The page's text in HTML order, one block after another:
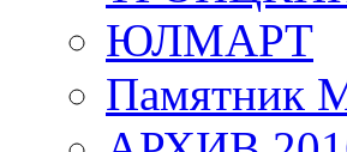
ЮЛМАРТ
Памятник